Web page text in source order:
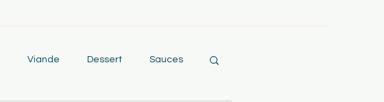
Viande Dessert Sauces